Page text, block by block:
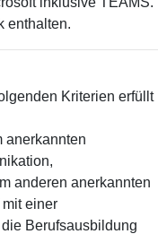
enthalten.
Kriterien erfüllt
anerkannten
anderen anerkannten
einer
Berufsausbildung